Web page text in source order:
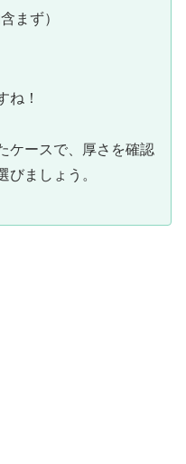
まず）
ね！
ケースで、厚さを確認
びましょう。